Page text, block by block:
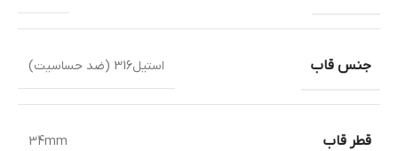
جنس قاب استیل316 (ضد حساسیت)
قطر قاب 34mm